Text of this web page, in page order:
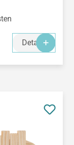
Details